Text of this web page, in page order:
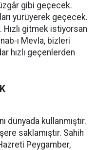
gibi geçecek.
yürüyerek geçecek.
Hızlı gitmek istiyorsan
ı Mevla, bizleri
hızlı geçenlerden
dünyada kullanmıştır.
saklamıştır. Sahih
Peygamber,